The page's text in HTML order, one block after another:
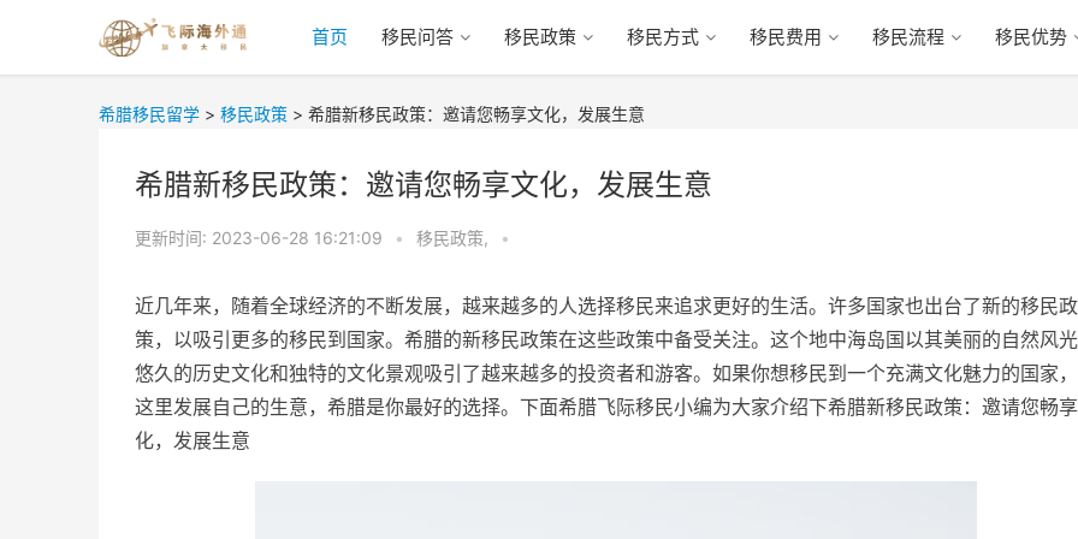
首页 移民问答 移民政策 移民方式 移民费用 移民流程 移民优势
希腊移民留学 > 移民政策 > 希腊新移民政策：邀请您畅享文化，发展生意
希腊新移民政策：邀请您畅享文化，发展生意
更新时间: 2023-06-28 16:21:09 • 移民政策, •
近几年来，随着全球经济的不断发展，越来越多的人选择移民来追求更好的生活。许多国家也出台了新的移民政
策，以吸引更多的移民到国家。希腊的新移民政策在这些政策中备受关注。这个地中海岛国以其美丽的自然风
悠久的历史文化和独特的文化景观吸引了越来越多的投资者和游客。如果你想移民到一个充满文化魅力的国家
这里发展自己的生意，希腊是你最好的选择。下面希腊飞际移民小编为大家介绍下希腊新移民政策：邀请您畅
化，发展生意